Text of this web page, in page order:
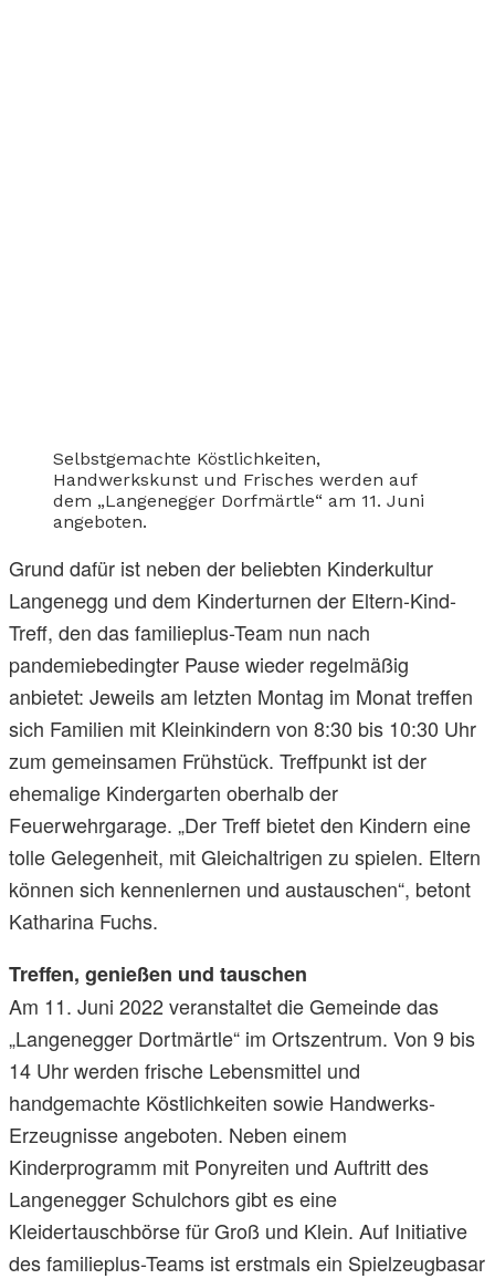
Selbstgemachte Köstlichkeiten,
Handwerkskunst und Frisches werden auf
dem „Langenegger Dorfmärtle“ am 11. Juni
angeboten.
Grund dafür ist neben der beliebten Kinderkultur
Langenegg und dem Kinderturnen der Eltern-Kind-
Treff, den das familieplus-Team nun nach
pandemiebedingter Pause wieder regelmäßig
anbietet: Jeweils am letzten Montag im Monat treffen
sich Familien mit Kleinkindern von 8:30 bis 10:30 Uhr
zum gemeinsamen Frühstück. Treffpunkt ist der
ehemalige Kindergarten oberhalb der
Feuerwehrgarage. „Der Treff bietet den Kindern eine
tolle Gelegenheit, mit Gleichaltrigen zu spielen. Eltern
können sich kennenlernen und austauschen“, betont
Katharina Fuchs.
Treffen, genießen und tauschen
Am 11. Juni 2022 veranstaltet die Gemeinde das
„Langenegger Dortmärtle“ im Ortszentrum. Von 9 bis
14 Uhr werden frische Lebensmittel und
handgemachte Köstlichkeiten sowie Handwerks-
Erzeugnisse angeboten. Neben einem
Kinderprogramm mit Ponyreiten und Auftritt des
Langenegger Schulchors gibt es eine
Kleidertauschbörse für Groß und Klein. Auf Initiative
des familieplus-Teams ist erstmals ein Spielzeugbasar